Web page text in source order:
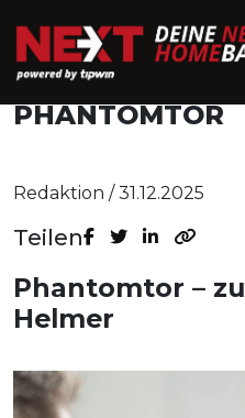
NEUE
ÜBER BVB,
PHANTOMTOR
Redaktion / 31.12.2025
Teilen
Phantomtor –
Helmer